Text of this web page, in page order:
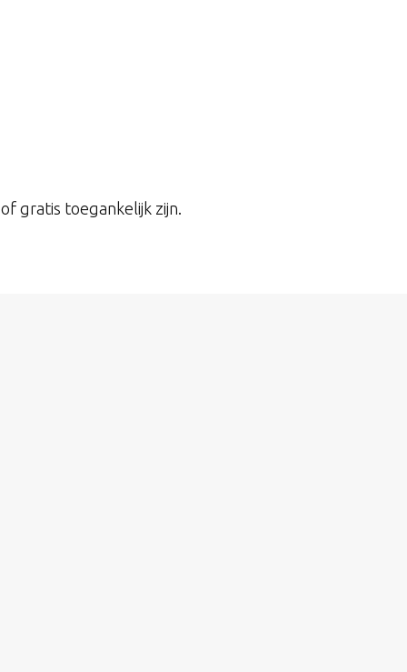
gratis toegankelijk zijn.